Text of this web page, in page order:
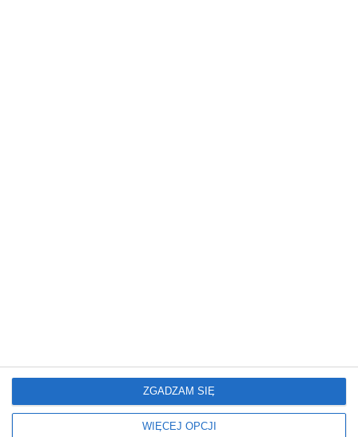
WIĘCEJ OPCJI
ZGADZAM SIĘ
REKLAMA